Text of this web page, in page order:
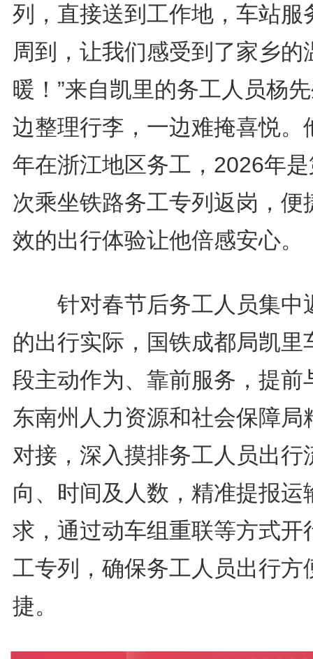
列，直接送到工作地，车站服
周到，让我们感受到了家乡的
暖！”来自凯里的务工人员杨
边整理行李，一边难掩喜悦。
年在浙江地区务工，2026年
次乘坐铁路务工专列返岗，便
效的出行体验让他倍感安心。
针对春节后务工人员集中
的出行实际，国铁成都局凯里
段主动作为、靠前服务，提前
东南州人力资源和社会保障局
对接，深入摸排务工人员出行
向、时间及人数，精准提报运
求，通过动车组重联等方式开
工专列，确保务工人员出行方
捷。